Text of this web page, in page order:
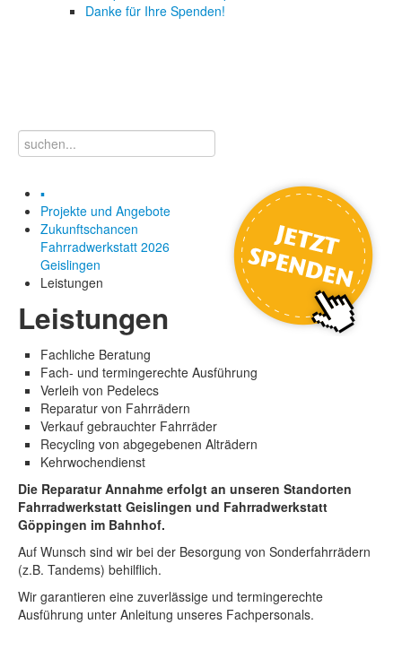
Danke für Ihre Spenden!
▪
Projekte und Angebote
Zukunftschancen
Fahrradwerkstatt 2026
Geislingen
Leistungen
Leistungen
Fachliche Beratung
Fach- und termingerechte Ausführung
Verleih von Pedelecs
Reparatur von Fahrrädern
Verkauf gebrauchter Fahrräder
Recycling von abgegebenen Alträdern
Kehrwochendienst
Die Reparatur Annahme erfolgt an unseren Standorten
Fahrradwerkstatt Geislingen und Fahrradwerkstatt
Göppingen im Bahnhof.
Auf Wunsch sind wir bei der Besorgung von Sonderfahrrädern
(z.B. Tandems) behilflich.
Wir garantieren eine zuverlässige und termingerechte
Ausführung unter Anleitung unseres Fachpersonals.